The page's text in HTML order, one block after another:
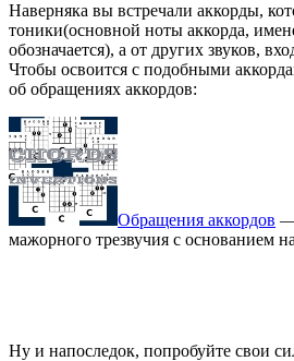
Наверняка вы встречали аккорды,
тоники(основной ноты аккорда,
обозначается), а от других звуков,
Чтобы освоится с подобными
об обращениях аккордов:
Обращения аккордов —
мажорного трезвучия с основанием
Ну и напоследок, попробуйте свои